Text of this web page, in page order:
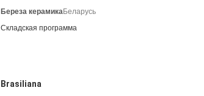
Береза керамикаБеларусь
Складская программа
Brasiliana